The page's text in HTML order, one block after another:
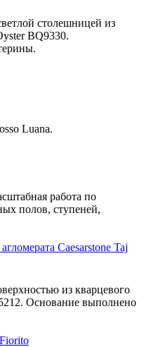
столешницей из
BQ9330.
Luana.
работа по
полов, ступеней,
Caesarstone Taj
из кварцевого
Основание выполнено